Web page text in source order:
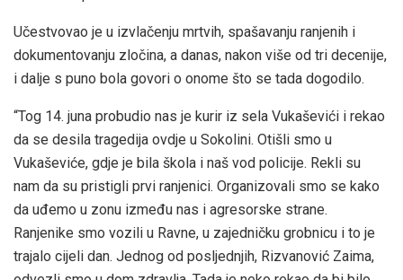
Učestvovao je u izvlačenju mrtvih, spašavanju ranjenih i
dokumentovanju zločina, a danas, nakon više od tri decenije,
i dalje s puno bola govori o onome što se tada dogodilo.
“Tog 14. juna probudio nas je kurir iz sela Vukaševići i rekao
da se desila tragedija ovdje u Sokolini. Otišli smo u
Vukaševiće, gdje je bila škola i naš vod policije. Rekli su
nam da su pristigli prvi ranjenici. Organizovali smo se kako
da uđemo u zonu između nas i agresorske strane.
Ranjenike smo vozili u Ravne, u zajedničku grobnicu i to je
trajalo cijeli dan. Jednog od posljednjih, Rizvanović Zaima,